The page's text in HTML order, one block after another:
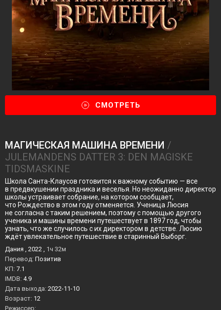
СМОТРЕТЬ
МАГИЧЕСКАЯ МАШИНА ВРЕМЕНИ /
JULEMANDENS DATTER 3: DEN MAGISKE
TIDSMASKINE
Школа Санта-Клаусов готовится к важному событию — все
в предвкушении праздника и веселья. Но неожиданно директор
школы устраивает собрание, на котором сообщает,
что Рождество в этом году отменяется. Ученица Люсия
не согласна с таким решением, поэтому с помощью другого
ученика и машины времени путешествует в 1897 год, чтобы
узнать, что же случилось с их директором в детстве. Люсию
ждёт увлекательное путешествие в старинный Выборг.
Дания , 2022 , 1ч 32м
Перевод: Позитив
KП: 7.1
IMDB: 4.9
Дата выхода: 2022-11-10
Возраст: 12
Режиссер: